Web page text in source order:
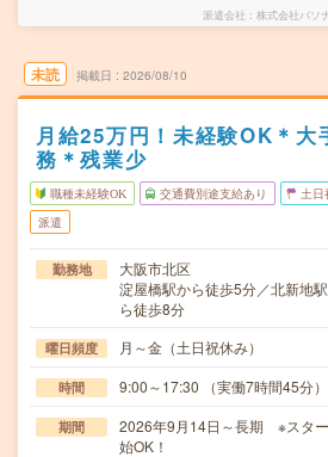
派遣会社 株式会社パソ
未読 掲載日 2026/08/10
月給25万円！未経験OK＊大
務＊残業少
職種未経験OK 交通費別途支給あり 土日
派遣
勤務地
大阪市北区
淀屋橋駅から徒歩5分／北新地
ら徒歩8分
曜日頻度 月～金（土日祝休み）
時間 9:00～17:30 （実働7時間45分
期間
2026年9月14日～長期 ※スタ
始OK！